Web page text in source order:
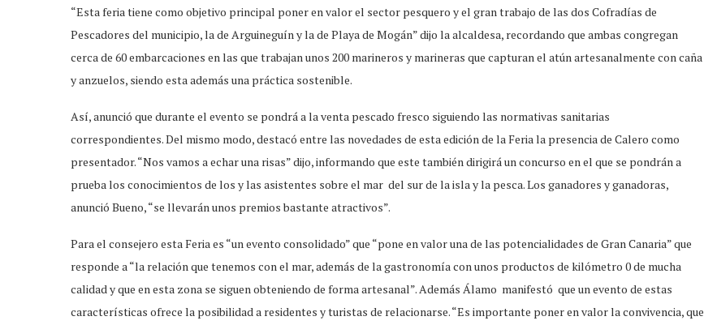
“Esta feria tiene como objetivo principal poner en valor el sector pesquero y el gran trabajo de las dos Cofradías de
Pescadores del municipio, la de Arguineguín y la de Playa de Mogán” dijo la alcaldesa, recordando que ambas congregan
cerca de 60 embarcaciones en las que trabajan unos 200 marineros y marineras que capturan el atún artesanalmente con caña
y anzuelos, siendo esta además una práctica sostenible.
Así, anunció que durante el evento se pondrá a la venta pescado fresco siguiendo las normativas sanitarias
correspondientes. Del mismo modo, destacó entre las novedades de esta edición de la Feria la presencia de Calero como
presentador. “Nos vamos a echar una risas” dijo, informando que este también dirigirá un concurso en el que se pondrán a
prueba los conocimientos de los y las asistentes sobre el mar del sur de la isla y la pesca. Los ganadores y ganadoras,
anunció Bueno, “se llevarán unos premios bastante atractivos”.
Para el consejero esta Feria es “un evento consolidado” que “pone en valor una de las potencialidades de Gran Canaria” que
responde a “la relación que tenemos con el mar, además de la gastronomía con unos productos de kilómetro 0 de mucha
calidad y que en esta zona se siguen obteniendo de forma artesanal”. Además Álamo manifestó que un evento de estas
características ofrece la posibilidad a residentes y turistas de relacionarse. “Es importante poner en valor la convivencia, que